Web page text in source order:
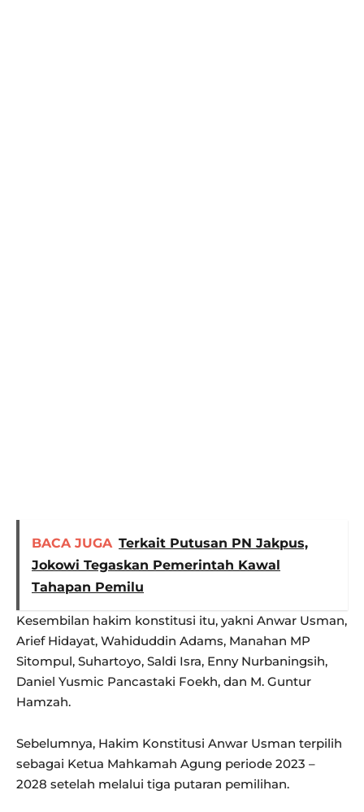
BACA JUGA Terkait Putusan PN Jakpus,
Jokowi Tegaskan Pemerintah Kawal
Tahapan Pemilu
Kesembilan hakim konstitusi itu, yakni Anwar Usman,
Arief Hidayat, Wahiduddin Adams, Manahan MP
Sitompul, Suhartoyo, Saldi Isra, Enny Nurbaningsih,
Daniel Yusmic Pancastaki Foekh, dan M. Guntur
Hamzah.
Sebelumnya, Hakim Konstitusi Anwar Usman terpilih
sebagai Ketua Mahkamah Agung periode 2023 –
2028 setelah melalui tiga putaran pemilihan.